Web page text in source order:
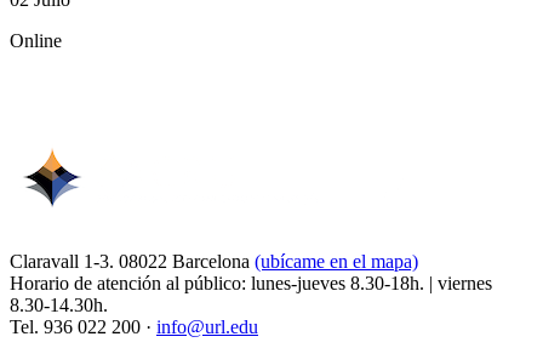
Online
Claravall 1-3. 08022 Barcelona (ubícame en el mapa)
Horario de atención al público: lunes-jueves 8.30-18h. | viernes
8.30-14.30h.
Tel. 936 022 200 · info@url.edu